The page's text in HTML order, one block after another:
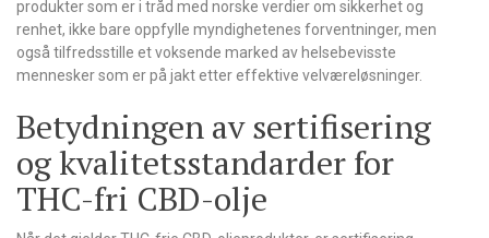
produkter som er i tråd med norske verdier om sikkerhet og
renhet, ikke bare oppfylle myndighetenes forventninger, men
også tilfredsstille et voksende marked av helsebevisste
mennesker som er på jakt etter effektive velværeløsninger.
Betydningen av sertifisering
og kvalitetsstandarder for
THC-fri CBD-olje